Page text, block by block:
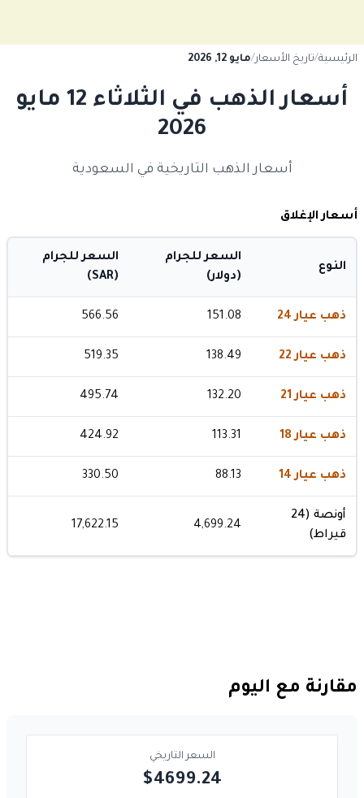
الرئيسية/تاريخ الأسعار/مايو 12, 2026
أسعار الذهب في الثلاثاء 12 مايو
2026
أسعار الذهب التاريخية في السعودية
أسعار الإغلاق
النوع
السعر للجرام
(دولار)
السعر للجرام
(SAR)
ذهب عيار 24 151.08
566.56
ذهب عيار 22 138.49
519.35
ذهب عيار 21 132.20
495.74
ذهب عيار 18 113.31
424.92
ذهب عيار 14 88.13
330.50
أونصة (24
قيراط)
4,699.24
17,622.15
مقارنة مع اليوم
السعر التاريخي
$4699.24